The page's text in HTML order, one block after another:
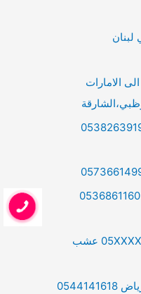
الامارات
تصميم شلالات بمكة 0538263919
شركة تنسيق حدائق بالخرج 0536861160
نجيلة صناعية بجازان 05XXXXXXXX عشب
محلات العشب الصناعي بالرياض 0544141618